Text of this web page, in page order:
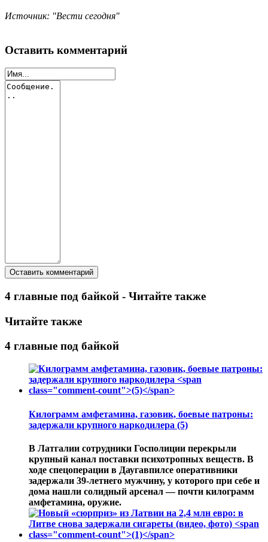
Источник: "Вести сегодня"
Оставить комментарий
4 главные под байкой - Читайте также
Читайте также
4 главные под байкой
Килограмм амфетамина, газовик, боевые патроны:
задержали крупного наркодилера (5)
В Латгалии сотрудники Госполиции перекрыли
крупный канал поставки психотропных веществ. В
ходе спецоперации в Даугавпилсе оперативники
задержали 39-летнего мужчину, у которого при себе и
дома нашли солидный арсенал — почти килограмм
амфетамина, оружие.